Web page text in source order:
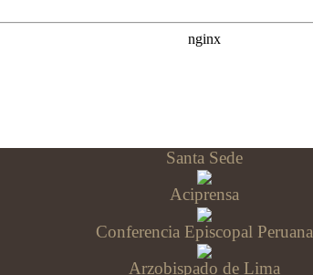
Santa Sede
Aciprensa
Conferencia Episcopal Peruana
Arzobispado de Lima